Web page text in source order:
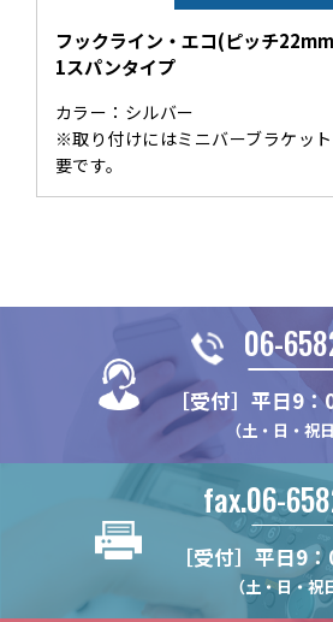
フックライン・エコ(ピッチ
1スパンタイプ
カラー：シルバー
※取り付けにはミニバーブラケッ
要です。
06-
［受付］平日9
（土・日・祝
fax.06-
［受付］平日9
（土・日・祝